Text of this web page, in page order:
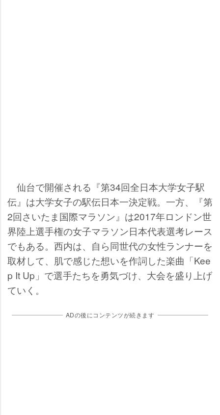
仙台で開催される『第34回全日本大学女子駅
伝』は大学女子の駅伝日本一決定戦。一方、『第
2回さいたま国際マラソン』は2017年ロンドン世
界陸上選手権の女子マラソン日本代表選考レース
でもある。西内は、自ら同世代の女性ランナーを
取材して、肌で感じた想いを作詞した楽曲「Kee
p It Up」で選手たちを勇気づけ、大会を盛り上げ
ていく。
ADの後にコンテンツが続きます